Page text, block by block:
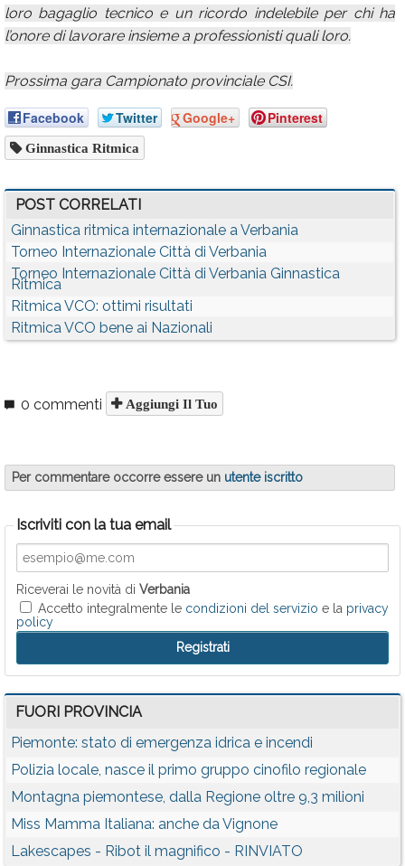
loro bagaglio tecnico e un ricordo indelebile per chi ha
l’onore di lavorare insieme a professionisti quali loro.
Prossima gara Campionato provinciale CSI.
Facebook Twitter Google+ Pinterest
Ginnastica Ritmica
POST CORRELATI
Ginnastica ritmica internazionale a Verbania
Torneo Internazionale Città di Verbania
Torneo Internazionale Città di Verbania Ginnastica
Ritmica
Ritmica VCO: ottimi risultati
Ritmica VCO bene ai Nazionali
0 commenti Aggiungi Il Tuo
Per commentare occorre essere un utente iscritto
Iscriviti con la tua email
Riceverai le novità di Verbania
Accetto integralmente le condizioni del servizio e la privacy
policy
FUORI PROVINCIA
Piemonte: stato di emergenza idrica e incendi
Polizia locale, nasce il primo gruppo cinofilo regionale
Montagna piemontese, dalla Regione oltre 9,3 milioni
Miss Mamma Italiana: anche da Vignone
Lakescapes - Ribot il magnifico - RINVIATO